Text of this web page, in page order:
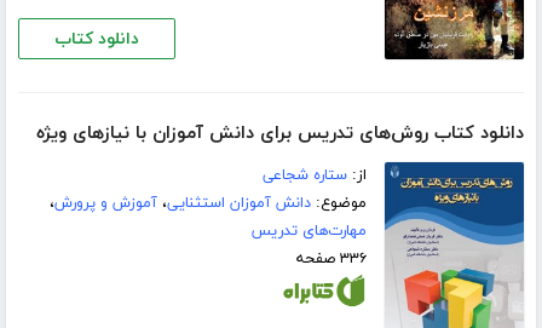
دانلود کتاب
دانلود کتاب روش‌های تدریس برای دانش آموزان با نیازهای ویژه
از:ستاره شجاعی
موضوع:دانش آموزان استثنایی،آموزش و پرورش،
مهارت‌های تدریس
۳۳۶ صفحه